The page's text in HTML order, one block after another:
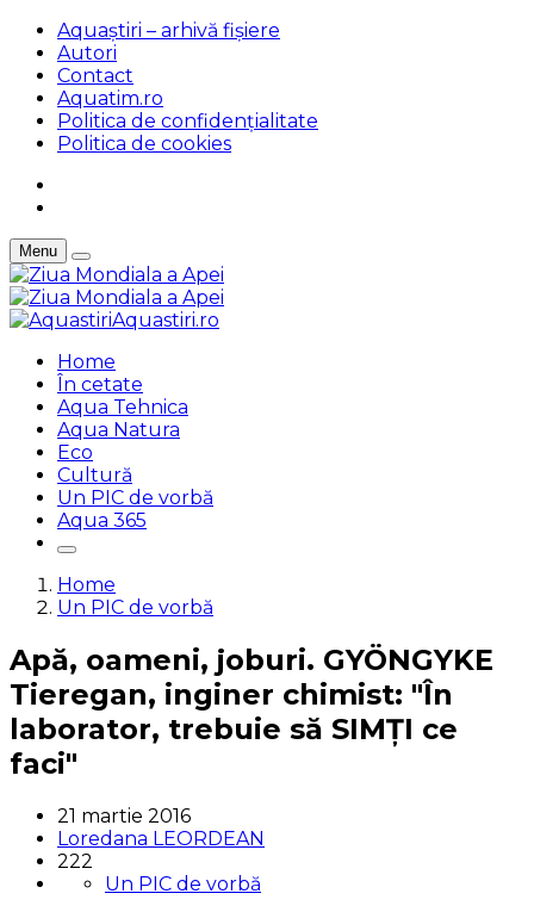
Aquaștiri – arhivă fișiere
Autori
Contact
Aquatim.ro
Politica de confidențialitate
Politica de cookies
Menu
Aquastiri.ro
Home
În cetate
Aqua Tehnica
Aqua Natura
Eco
Cultură
Un PIC de vorbă
Aqua 365
Home
Un PIC de vorbă
Apă, oameni, joburi. GYÖNGYKE
Tieregan, inginer chimist: "În
laborator, trebuie să SIMȚI ce
faci"
21 martie 2016
Loredana LEORDEAN
222
Un PIC de vorbă